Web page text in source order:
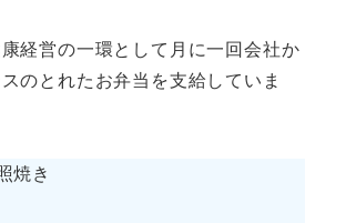
経営の一環として月に一回会社か
のとれたお弁当を支給していま
焼き